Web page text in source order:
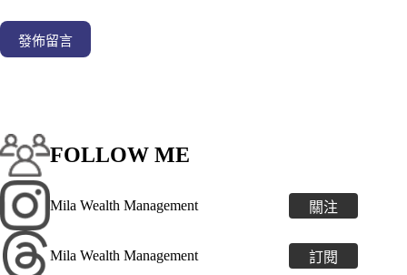
發佈留言
FOLLOW ME
Mila Wealth Management 關注
Mila Wealth Management 訂閱